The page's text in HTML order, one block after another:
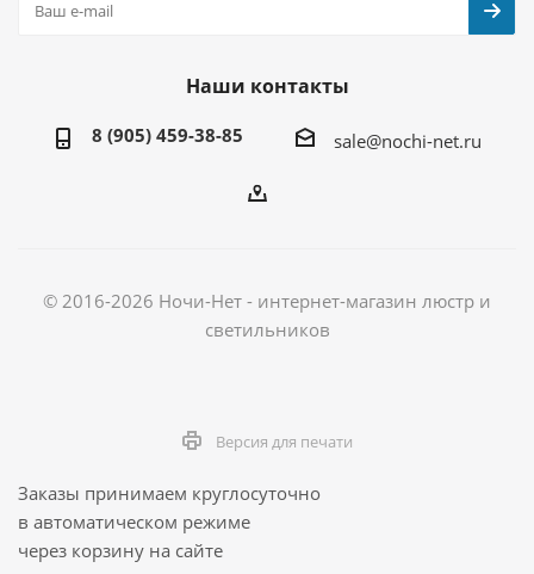
Наши контакты
8 (905) 459-38-85 sale@nochi-net.ru
© 2016-2026 Ночи-Нет - интернет-магазин люстр и
светильников
Версия для печати
Заказы принимаем круглосуточно
в автоматическом режиме
через корзину на сайте